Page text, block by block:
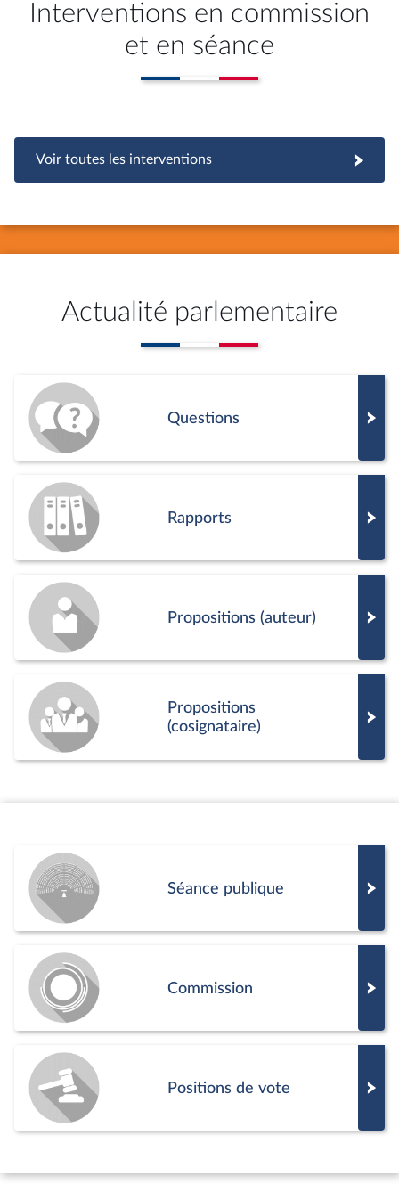
Interventions en commission
et en séance
Voir toutes les interventions
Actualité parlementaire
Questions
Rapports
Propositions (auteur)
Propositions
(cosignataire)
Séance publique
Commission
Positions de vote